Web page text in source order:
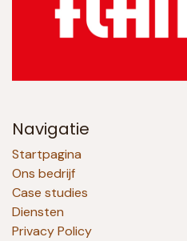
Navigatie
Startpagina
Ons bedrijf
Case studies
Diensten
Privacy Policy